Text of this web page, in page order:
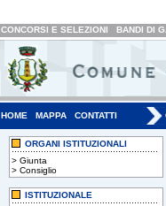
CONCORSI E SELEZIONI BANDI DI
HOME MAPPA CONTATTI
ORGANI ISTITUZIONALI
> Giunta
> Consiglio
ISTITUZIONALE